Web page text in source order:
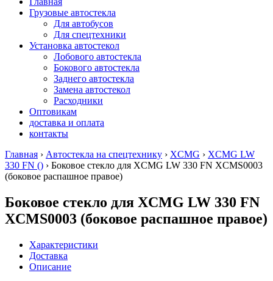
Грузовые автостекла
Для автобусов
Для спецтехники
Установка автостекол
Лобового автостекла
Бокового автостекла
Заднего автостекла
Замена автостекол
Расходники
Оптовикам
доставка и оплата
контакты
Главная › Автостекла на спецтехнику › XCMG › XCMG LW
330 FN () › Боковое стекло для XCMG LW 330 FN XCMS0003
(боковое распашное правое)
Боковое стекло для XCMG LW 330 FN
XCMS0003 (боковое распашное правое)
Характеристики
Доставка
Описание